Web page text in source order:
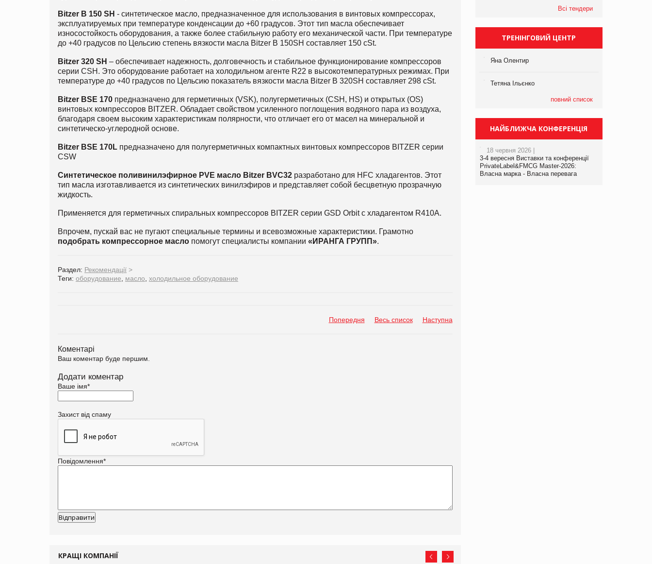
Bitzer B 150 SH - синтетическое масло, предназначенное для использования в винтовых компрессорах,
эксплуатируемых при температуре конденсации до +60 градусов. Этот тип масла обеспечивает
износостойкость оборудования, а также более стабильную работу его механической части. При температуре
до +40 градусов по Цельсию степень вязкости масла Bitzer B 150SH составляет 150 cSt.
Bitzer 320 SH – обеспечивает надежность, долговечность и стабильное функционирование компрессоров
серии CSH. Это оборудование работает на холодильном агенте R22 в высокотемпературных режимах. При
температуре до +40 градусов по Цельсию показатель вязкости масла Bitzer B 320SH составляет 298 cSt.
Bitzer BSE 170 предназначено для герметичных (VSK), полугерметичных (CSH, HS) и открытых (OS)
винтовых компрессоров BITZER. Обладает свойством усиленного поглощения водяного пара из воздуха,
благодаря своем высоким характеристикам полярности, что отличает его от масел на минеральной и
синтетическо-углеродной основе.
Bitzer BSE 170L предназначено для полугерметичных компактных винтовых компрессоров BITZER серии
CSW
Cинтетическое поливинилэфирное PVE масло Bitzer BVC32 разработано для HFC хладагентов. Этот
тип масла изготавливается из синтетических винилэфиров и представляет собой бесцветную прозрачную
жидкость.
Применяется для герметичных спиральных компрессоров BITZER серии GSD Orbit с хладагентом R410A.
Впрочем, пускай вас не пугают специальные термины и всевозможные характеристики. Грамотно
подобрать компрессорное масло помогут специалисты компании «ИРАНГА ГРУПП».
Раздел: Рекомендації >
Теги: оборудование масло холодильное оборудование
Попередня Весь список Наступна
Коментарі
Ваш коментар буде першим.
Додати коментар
Ваше імя*
Захист від спаму
Повідомлення*
КРАЩІ КОМПАНІЇ
Всі тендери
ТРЕНІНГОВИЙ ЦЕНТР
Яна Олентир
Тетяна Ільєнко
повний список
НАЙБЛИЖЧА КОНФЕРЕНЦІЯ
18 червня 2026 |
3-4 вересня Виставки та конференції
PrivateLabel&FMCG Master-2026:
Власна марка - Власна перевага